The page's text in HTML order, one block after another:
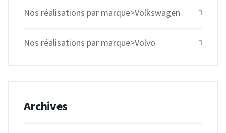
Nos réalisations par marque>Volkswagen
Nos réalisations par marque>Volvo
Archives